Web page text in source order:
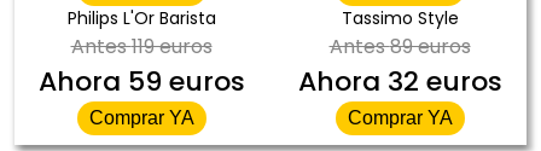
Philips L'Or Barista
Antes119 euros
Ahora 59 euros
Comprar YA
Tassimo Style
Antes89 euros
Ahora 32 euros
Comprar YA